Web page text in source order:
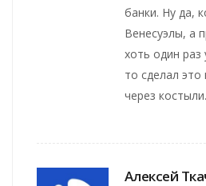
банки. Ну да,
Венесуэлы, а
хоть один
то сделал
через костыли.
Алексей